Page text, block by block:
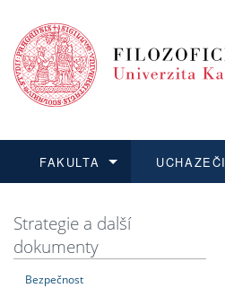
FAKULTA
Dozvědět se více
UCHAZEČI
Podat přihlášku
Dozvědět se více
Dozvědět se více
Dozvědět se více
Strategie a další
dokumenty
Bezpečnost